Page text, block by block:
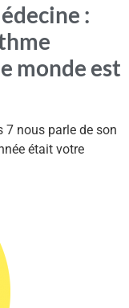
:
monde est
7 nous parle de son
était votre